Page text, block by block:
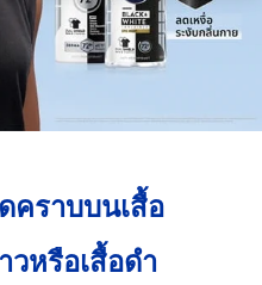
คราบบนเสื้อ
วหรือเสื้อดำ